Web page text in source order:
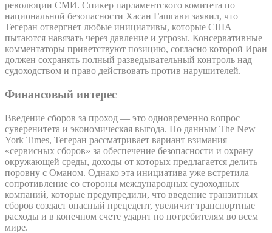
революции СМИ. Спикер парламентского комитета по
национальной безопасности Хасан Гашгави заявил, что
Тегеран отвергнет любые инициативы, которые США
пытаются навязать через давление и угрозы. Консервативные
комментаторы приветствуют позицию, согласно которой Иран
должен сохранять полный разведывательный контроль над
судоходством и право действовать против нарушителей.
Финансовый интерес
Введение сборов за проход — это одновременно вопрос
суверенитета и экономическая выгода. По данным The New
York Times, Тегеран рассматривает вариант взимания
«сервисных сборов» за обеспечение безопасности и охрану
окружающей среды, доходы от которых предлагается делить
поровну с Оманом. Однако эта инициатива уже встретила
сопротивление со стороны международных судоходных
компаний, которые предупредили, что введение транзитных
сборов создаст опасный прецедент, увеличит транспортные
расходы и в конечном счете ударит по потребителям во всем
мире.